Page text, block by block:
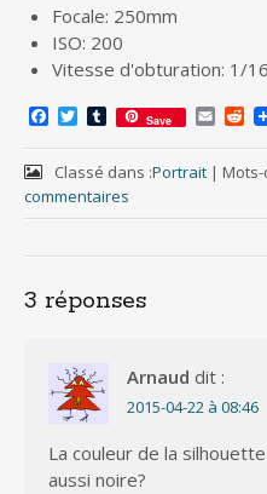
Focale: 250mm
ISO: 200
Vitesse d'obturation: 1/
c
e
b
o
k
T
i
t
t
e
T
u
m
b
l
r
Save E
a
R
d
d
t
Classé dans :Portrait | Mots-
commentaires
3 réponses
Arnaud dit :
2015-04-22 à 08:46
La couleur de la
aussi noire?